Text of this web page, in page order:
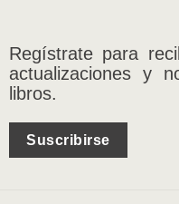
Regístrate para
actualizaciones y
libros.
Suscribirse